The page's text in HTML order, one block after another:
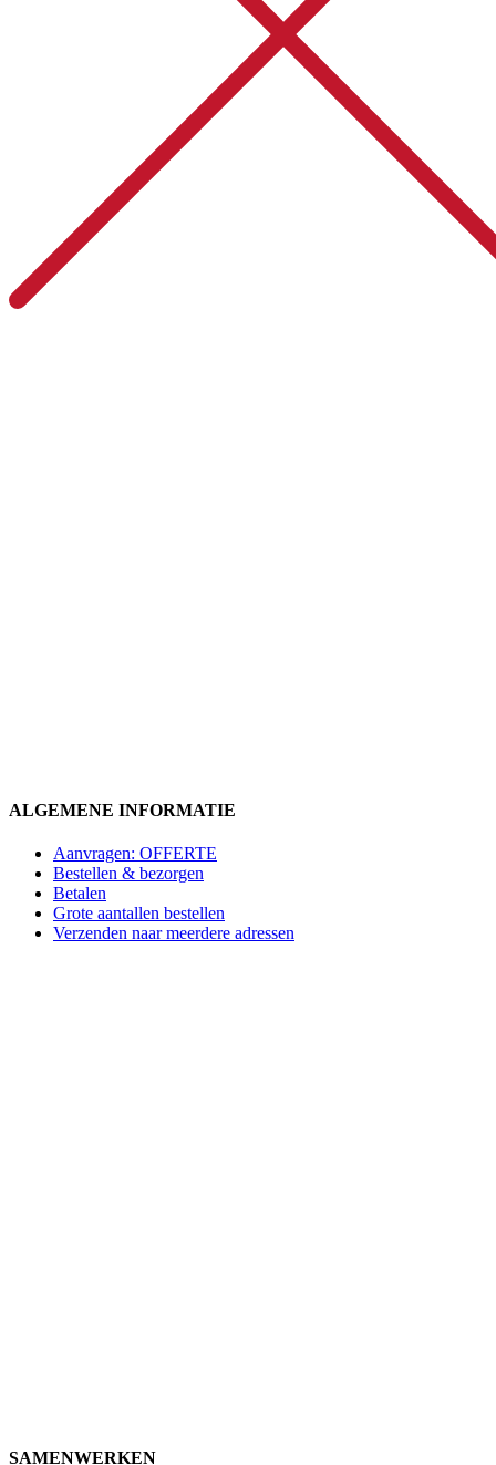
ALGEMENE INFORMATIE
Aanvragen: OFFERTE
Bestellen & bezorgen
Betalen
Grote aantallen bestellen
Verzenden naar meerdere adressen
SAMENWERKEN